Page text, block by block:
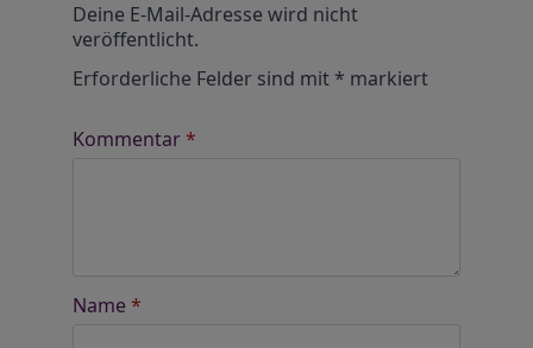
Deine E-Mail-Adresse wird nicht
veröffentlicht.
Erforderliche Felder sind mit* markiert
Kommentar*
Name *